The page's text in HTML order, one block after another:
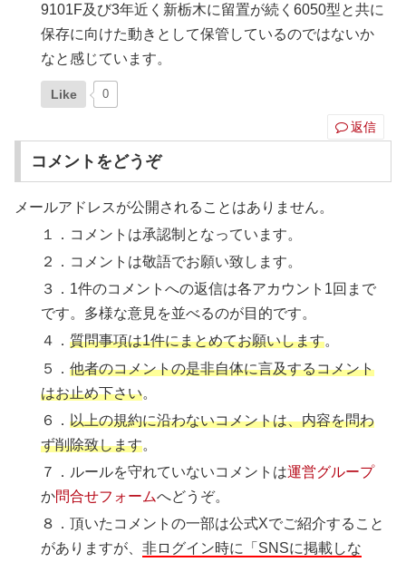
9101F及び3年近く新栃木に留置が続く6050型と共に
保存に向けた動きとして保管しているのではないか
なと感じています。
Like 0
返信
コメントをどうぞ
メールアドレスが公開されることはありません。
１．コメントは承認制となっています。
２．コメントは敬語でお願い致します。
３．1件のコメントへの返信は各アカウント1回まで
です。多様な意見を並べるのが目的です。
４．質問事項は1件にまとめてお願いします。
５．他者のコメントの是非自体に言及するコメント
はお止め下さい。
６．以上の規約に沿わないコメントは、内容を問わ
ず削除致します。
７．ルールを守れていないコメントは運営グループ
か問合せフォームへどうぞ。
８．頂いたコメントの一部は公式Xでご紹介すること
がありますが、非ログイン時に「SNSに掲載しな